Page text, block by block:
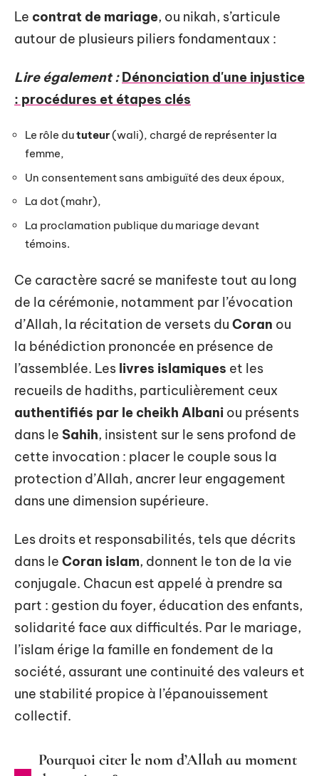
Le contrat de mariage, ou nikah, s’articule
autour de plusieurs piliers fondamentaux :
Lire également : Dénonciation d'une injustice
: procédures et étapes clés
Le rôle dututeur(wali), chargé de représenter la
femme,
Un consentement sans ambiguïté des deux époux,
La dot (mahr),
La proclamation publique du mariage devant
témoins.
Ce caractère sacré se manifeste tout au long
de la cérémonie, notamment par l’évocation
d’Allah, la récitation de versets du Coran ou
la bénédiction prononcée en présence de
l’assemblée. Les livres islamiques et les
recueils de hadiths, particulièrement ceux
authentifiés par le cheikh Albani ou présents
dans le Sahih, insistent sur le sens profond de
cette invocation : placer le couple sous la
protection d’Allah, ancrer leur engagement
dans une dimension supérieure.
Les droits et responsabilités, tels que décrits
dans le Coran islam, donnent le ton de la vie
conjugale. Chacun est appelé à prendre sa
part : gestion du foyer, éducation des enfants,
solidarité face aux difficultés. Par le mariage,
l’islam érige la famille en fondement de la
société, assurant une continuité des valeurs et
une stabilité propice à l’épanouissement
collectif.
Pourquoi citer le nom d’Allah au moment